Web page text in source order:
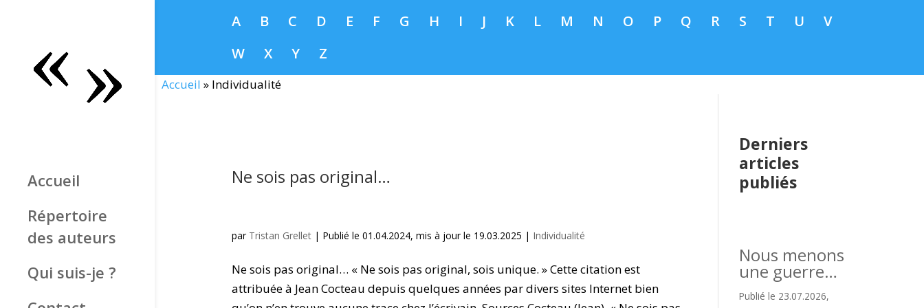
A B C D E F G H I J K L M N O P Q R S T U
V
W
X Y Z
Accueil
Répertoire
des auteurs
Qui suis-je ?
Accueil » Individualité
Ne sois pas original…
par Tristan Grellet| Publié le 01.04.2024, mis à jour le 19.03.2025 | Individualité
Ne sois pas original… « Ne sois pas original, sois unique. » Cette citation est
attribuée à Jean Cocteau depuis quelques années par divers sites Internet bien
Derniers
articles
publiés
Nous menons
une guerre…
Publié le 23.07.2026,